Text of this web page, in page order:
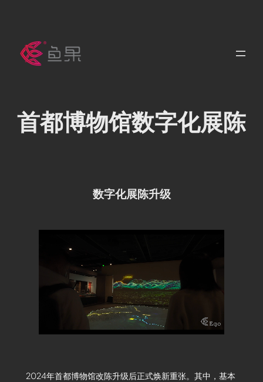
首都博物馆数字化展陈
数字化展陈升级
2024年首都博物馆改陈升级后正式焕新重张。其中，基本